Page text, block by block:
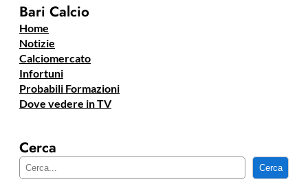
Bari Calcio
Home
Notizie
Calciomercato
Infortuni
Probabili Formazioni
Dove vedere in TV
Cerca
e
Cerca